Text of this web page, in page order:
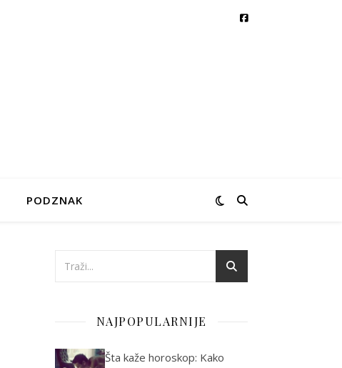
PODZNAK
NAJPOPULARNIJE
Šta kaže horoskop: Kako